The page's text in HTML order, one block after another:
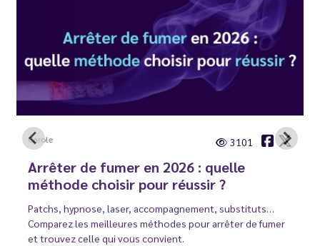
Carole 3101
Arrêter de fumer en 2026 : quelle
méthode choisir pour réussir ?
Patchs, hypnose, laser, accompagnement, substituts…
Comparez les meilleures méthodes pour arrêter de fumer
et trouvez celle qui vous convient.